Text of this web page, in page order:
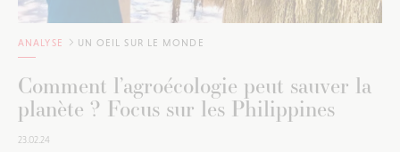
ANALYSE UN OEIL SUR LE MONDE
Comment l’agroécologie peut sauver la
planète ? Focus sur les Philippines
23.02.24